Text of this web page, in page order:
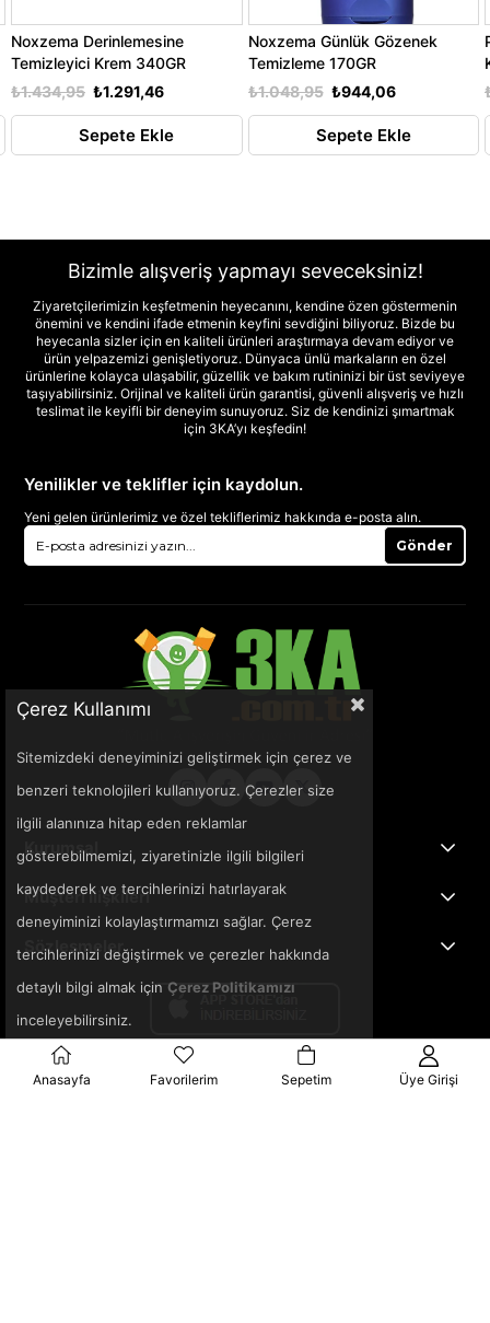
Noxzema Derinlemesine
Temizleyici Krem 340GR
₺1.291,46
₺1.434,95
Sepete Ekle
Noxzema Günlük Gözenek
Temizleme 170GR
₺944,06
₺1.048,95
Sepete Ekle
Bizimle alışveriş yapmayı seveceksiniz!
Ziyaretçilerimizin keşfetmenin heyecanını, kendine özen göstermenin
önemini ve kendini ifade etmenin keyfini sevdiğini biliyoruz. Bizde bu
heyecanla sizler için en kaliteli ürünleri araştırmaya devam ediyor ve
ürün yelpazemizi genişletiyoruz. Dünyaca ünlü markaların en özel
ürünlerine kolayca ulaşabilir, güzellik ve bakım rutininizi bir üst seviyeye
taşıyabilirsiniz. Orijinal ve kaliteli ürün garantisi, güvenli alışveriş ve hızlı
teslimat ile keyifli bir deneyim sunuyoruz. Siz de kendinizi şımartmak
için 3KA’yı keşfedin!
Yenilikler ve teklifler için kaydolun.
Yeni gelen ürünlerimiz ve özel tekliflerimiz hakkında e-posta alın.
Gönder
Kurumsal
Müşteri İlişkileri
Sözleşmeler
Çerez Kullanımı
Sitemizdeki deneyiminizi geliştirmek için çerez ve
benzeri teknolojileri kullanıyoruz. Çerezler size
ilgili alanınıza hitap eden reklamlar
gösterebilmemizi, ziyaretinizle ilgili bilgileri
kaydederek ve tercihlerinizi hatırlayarak
deneyiminizi kolaylaştırmamızı sağlar. Çerez
tercihlerinizi değiştirmek ve çerezler hakkında
detaylı bilgi almak için Çerez Politikamızı
inceleyebilirsiniz.
Anasayfa Favorilerim Sepetim Üye Girişi